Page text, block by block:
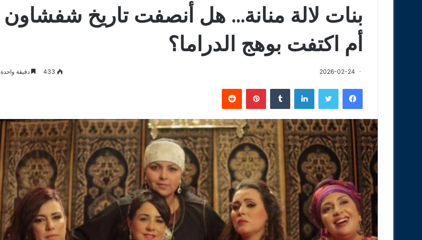
بنات لالة منانة… هل أنصفت تاريخ شفشاون
أم اكتفت بوهج الدراما؟
2026-02-24
433 دقيقة واحدة
فيسبوك لينكدإن بينتيريست